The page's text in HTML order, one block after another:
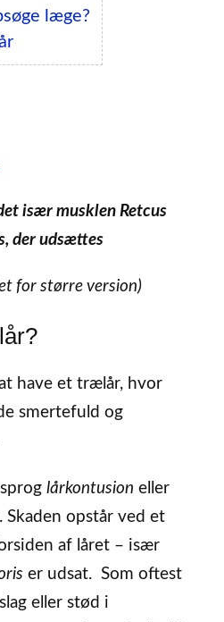
læge?
især musklen Retcus
der udsættes
for større version)
have et trælår, hvor
smertefuld og
lårkontusion eller
. Skaden opstår ved et
af låret – især
er udsat. Som oftest
eller stød i